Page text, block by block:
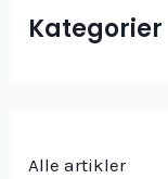
Kategorier
Alle artikler